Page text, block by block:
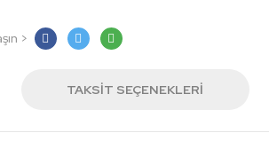
>
TAKSIT SEÇENEKLERI